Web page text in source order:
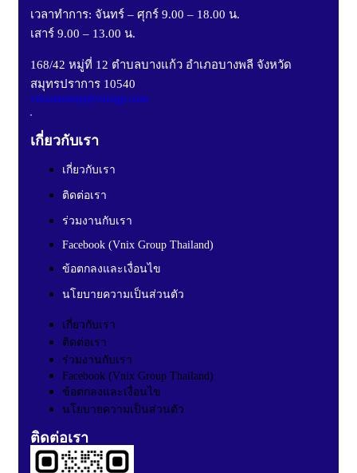
เวลาทำการ: จันทร์ – ศุกร์ 9.00 – 18.00 น.
เสาร์ 9.00 – 13.00 น.
168/42 หมู่ที่ 12 ตำบลบางแก้ว อำเภอบางพลี จังหวัด
สมุทรปราการ 10540
vnixonestop@vnixgp.com
เกี่ยวกับเรา
เกี่ยวกับเรา
ติดต่อเรา
ร่วมงานกับเรา
Facebook (Vnix Group Thailand)
ข้อตกลงและเงื่อนไข
นโยบายความเป็นส่วนตัว
เกี่ยวกับเรา
ติดต่อเรา
ร่วมงานกับเรา
Facebook (Vnix Group Thailand)
ข้อตกลงและเงื่อนไข
นโยบายความเป็นส่วนตัว
ติดต่อเรา